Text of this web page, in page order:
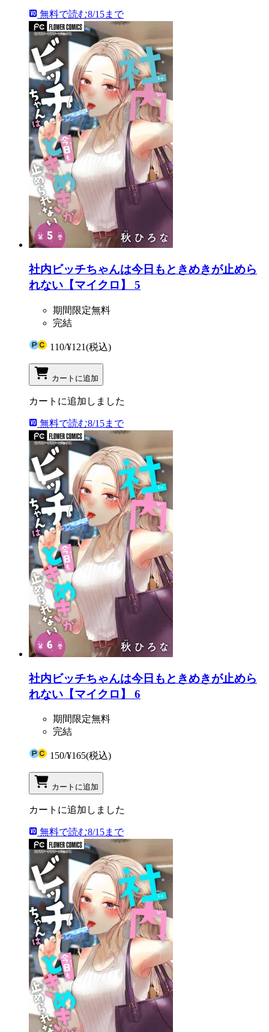
無料で読む8/15まで
社内ビッチちゃんは今日もときめきが止めら
れない【マイクロ】 5
期間限定無料
完結
110/¥121(税込)
カートに追加
カートに追加しました
無料で読む8/15まで
社内ビッチちゃんは今日もときめきが止めら
れない【マイクロ】 6
期間限定無料
完結
150/¥165(税込)
カートに追加
カートに追加しました
無料で読む8/15まで